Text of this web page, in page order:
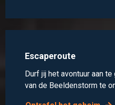
Escaperoute
Durf jij het avontuur aan te
van de Beeldenstorm te